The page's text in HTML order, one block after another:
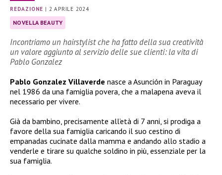
REDAZIONE | 2 APRILE 2024
NOVELLA BEAUTY
Incontriamo un hairstylist che ha fatto della sua creatività
un valore aggiunto al servizio delle sue clienti: la vita di
Pablo Gonzalez
Pablo Gonzalez Villaverde nasce a Asunción in Paraguay
nel 1986 da una famiglia povera, che a malapena aveva il
necessario per vivere.
Già da bambino, precisamente all’età di 7 anni, si prodiga a
favore della sua famiglia caricando il suo cestino di
empanadas cucinate dalla mamma e andando allo stadio a
venderle e tirare su qualche soldino in più, essenziale per la
sua famiglia.